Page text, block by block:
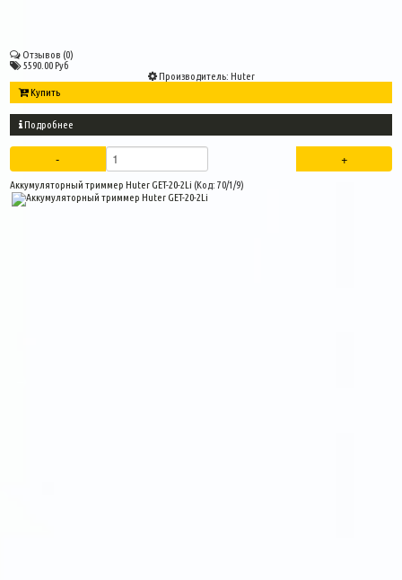
Отзывов (0)
5590.00 Руб
Производитель: Huter
Купить
Подробнее
Аккумуляторный триммер Huter GET-20-2Li (Код:70/1/9)